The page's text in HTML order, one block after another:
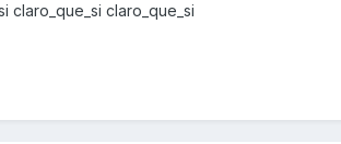
claro_que_si claro_que_si